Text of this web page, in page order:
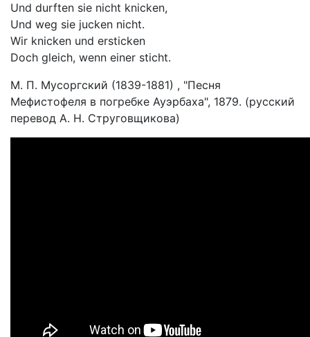
Und durften sie nicht knicken,
Und weg sie jucken nicht.
Wir knicken und ersticken
Doch gleich, wenn einer sticht.
М. П. Мусоргский (1839-1881) , "Песня
Мефистофеля в погребке Ауэрбаха", 1879. (русский
перевод А. Н. Струговщикова)